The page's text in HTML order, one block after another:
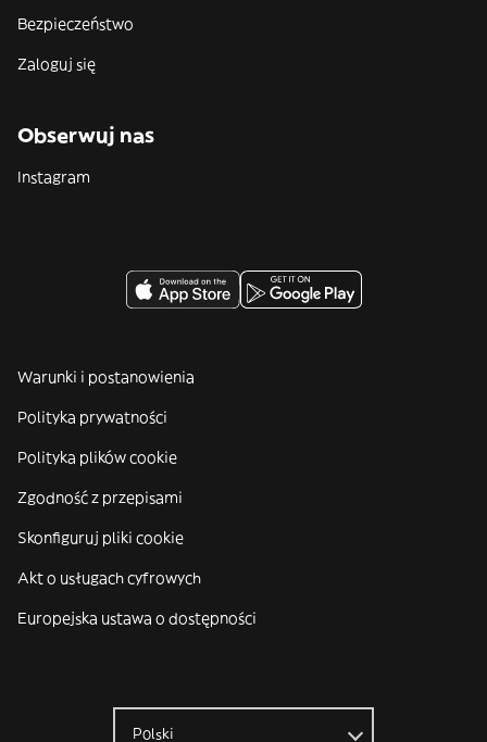
Bezpieczeństwo
Zaloguj się
Obserwuj nas
Instagram
Warunki i postanowienia
Polityka prywatności
Polityka plików cookie
Zgodność z przepisami
Skonfiguruj pliki cookie
Akt o usługach cyfrowych
Europejska ustawa o dostępności